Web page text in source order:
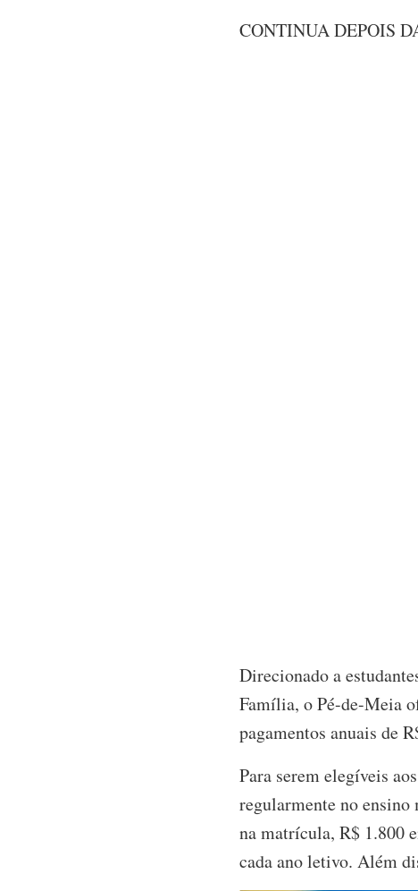
CONTINUA DEPOIS
Direcionado a
Família, o Pé-de-Meia
pagamentos anuais de
Para serem elegíveis
regularmente no ensino
na matrícula, R$ 1.800
cada ano letivo. Além